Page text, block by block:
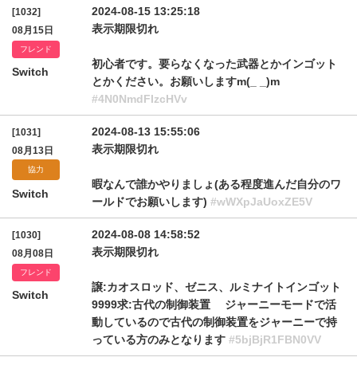
[1032]
08月15日
フレンド
Switch
2024-08-15 13:25:18
表示期限切れ
初心者です。要らなくなった武器とかインゴット
とかください。お願いしますm(_ _)m
#4N0NmdFIzcHVv
[1031]
08月13日
協力
Switch
2024-08-13 15:55:06
表示期限切れ
暇なんで誰かやりましょ(ある程度進んだ自分のワ
ールドでお願いします) #wWXpJaUoxZE5V
[1030]
08月08日
フレンド
Switch
2024-08-08 14:58:52
表示期限切れ
譲:カオスロッド、ゼニス、ルミナイトインゴット
9999求:古代の制御装置 ジャーニーモードで活
動しているので古代の制御装置をジャーニーで持
っている方のみとなります #5bjBjR1FBN0VV